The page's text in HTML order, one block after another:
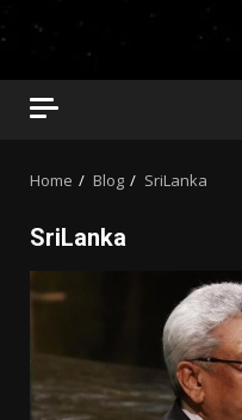
Home Blog SriLanka
SriLanka